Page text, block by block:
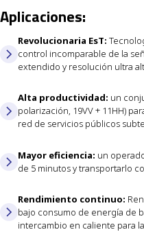
Aplicaciones:
Revolucionaria EsT:
control incomparable de la
extendido y resolución ultra
Alta productividad: un
polarización, 19VV + 11HH)
red de servicios públicos
Mayor eficiencia: un
de 5 minutos y transportarlo
Rendimiento continuo:
bajo consumo de energía de
intercambio en caliente para